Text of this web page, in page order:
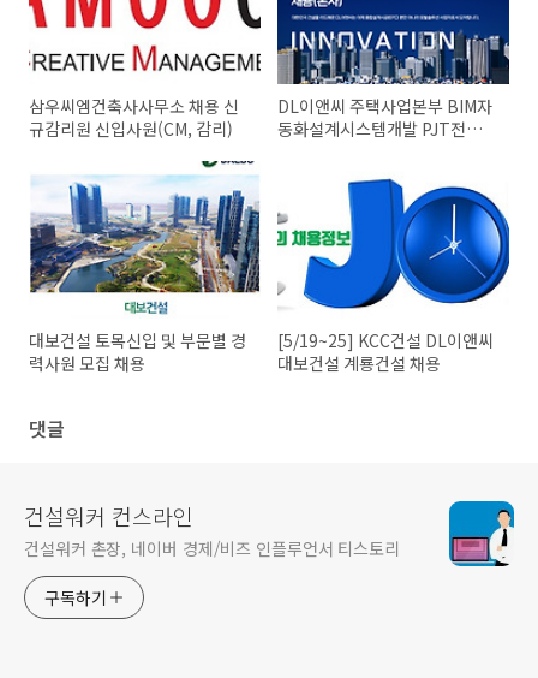
삼우씨엠건축사사무소 채용 신
규감리원 신입사원(CM, 감리)
DL이앤씨 주택사업본부 BIM자
동화설계시스템개발 PJT전문직
대보건설 토목신입 및 부문별 경
력사원 모집 채용
[5/19~25] KCC건설 DL이앤씨
대보건설 계룡건설 채용
댓글
건설워커 컨스라인
건설워커 촌장, 네이버 경제/비즈 인플루언서 티스토리
구독하기